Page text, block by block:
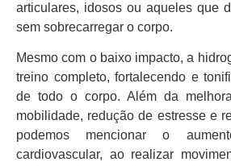
articulares, idosos ou aqueles que
sem sobrecarregar o corpo.
Mesmo com o baixo impacto, a
treino completo, fortalecendo e
de todo o corpo. Além da
mobilidade, redução de estresse e
podemos mencionar o
cardiovascular, ao realizar